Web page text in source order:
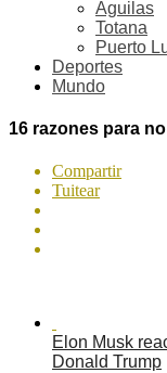
Águilas
Totana
Puerto
Deportes
Mundo
16 razones para
Compartir
Tuitear
Elon Musk
Donald Trump